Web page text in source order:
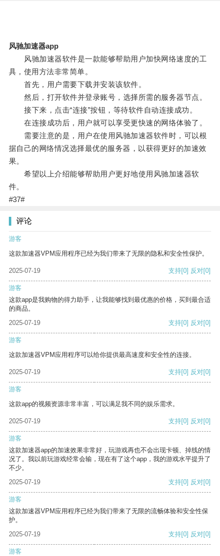
风驰加速器app
风驰加速器软件是一款能够帮助用户加快网络速度的工
具，使用方法非常简单。
首先，用户需要下载并安装该软件。
然后，打开软件并登录账号，选择所需的服务器节点。
接下来，点击“连接”按钮，等待软件自动连接成功。
在连接成功后，用户就可以享受更快速的网络体验了。
需要注意的是，用户在使用风驰加速器软件时，可以根
据自己的网络情况选择最优的服务器，以获得更好的加速效
果。
希望以上介绍能够帮助用户更好地使用风驰加速器软
件。
#37#
评论
游客
这款加速器VPM应用程序已经为我们带来了无限的隐私和安全性保护。
2025-07-19 支持[0] 反对[0]
游客
这款app是我购物的得力助手，让我能够找到最优惠的价格，买到最合适
的商品。
2025-07-19
支持[0] 反对[0]
游客
这款加速器VPM应用程序可以给你提供最高速度和安全性的连接。
2025-07-19 支持[0] 反对[0]
游客
这款app的视频资源非常丰富，可以满足我不同的娱乐需求。
2025-07-19 支持[0] 反对[0]
游客
这款加速器app的加速效果非常好，玩游戏再也不会出现卡顿、掉线的情
况了。我以前玩游戏经常会输，现在有了这个app，我的游戏水平提升了
不少。
2025-07-19
支持[0] 反对[0]
游客
这款加速器VPM应用程序已经为我们带来了无限的流畅体验和安全性保
护。
2025-07-19
支持[0] 反对[0]
游客